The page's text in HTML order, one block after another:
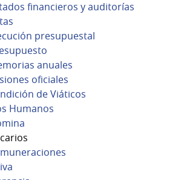
financieros y auditorías
presupuestal
anuales
oficiales
de Viáticos
Humanos